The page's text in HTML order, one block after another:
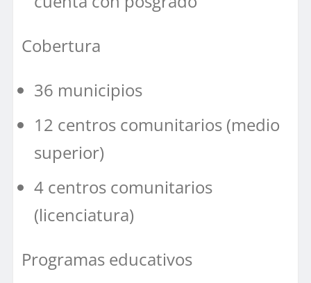
Cobertura
36 municipios
12 centros comunitarios (medio
superior)
4 centros comunitarios
(licenciatura)
Programas educativos